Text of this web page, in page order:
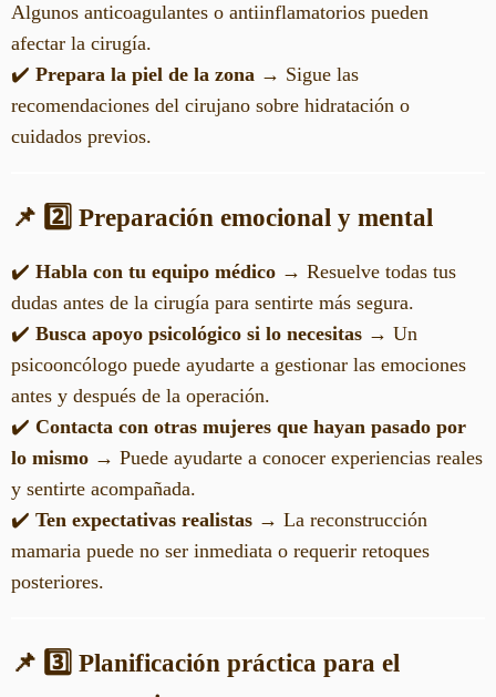
Algunos anticoagulantes o antiinflamatorios pueden
afectar la cirugía.
✔️ Prepara la piel de la zona → Sigue las
recomendaciones del cirujano sobre hidratación o
cuidados previos.
📌 2️⃣ Preparación emocional y mental
✔️ Habla con tu equipo médico → Resuelve todas tus
dudas antes de la cirugía para sentirte más segura.
✔️ Busca apoyo psicológico si lo necesitas → Un
psicooncólogo puede ayudarte a gestionar las emociones
antes y después de la operación.
✔️ Contacta con otras mujeres que hayan pasado por
lo mismo → Puede ayudarte a conocer experiencias reales
y sentirte acompañada.
✔️ Ten expectativas realistas → La reconstrucción
mamaria puede no ser inmediata o requerir retoques
posteriores.
📌 3️⃣ Planificación práctica para el